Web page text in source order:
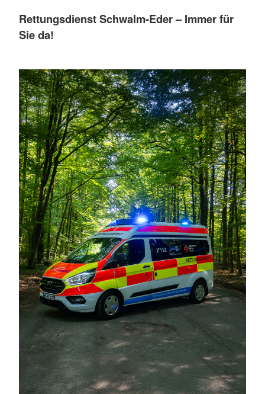
Rettungsdienst Schwalm-Eder – Immer für
Sie da!